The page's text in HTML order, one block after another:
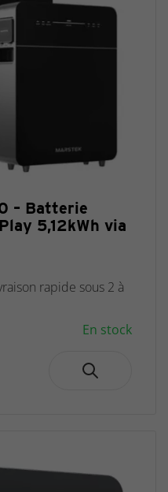
– Batterie
5,12kWh via
rapide sous 2 à
En stock